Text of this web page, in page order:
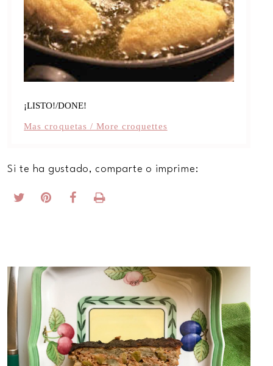
¡LISTO!/DONE!
Mas croquetas / More croquettes
Si te ha gustado, comparte o imprime: